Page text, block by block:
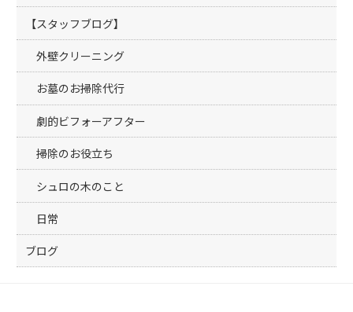
【スタッフブログ】
外壁クリーニング
お墓のお掃除代行
劇的ビフォーアフター
掃除のお役立ち
シュロの木のこと
日常
ブログ